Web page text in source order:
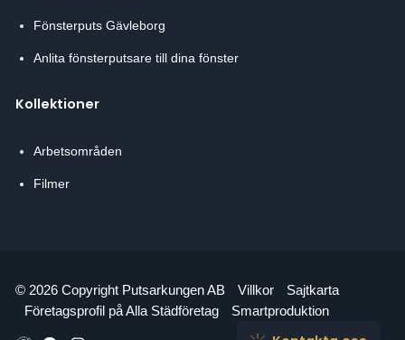
Fönsterputs Gävleborg
Anlita fönsterputsare till dina fönster
Kollektioner
Arbetsområden
Filmer
© 2026 Copyright Putsarkungen AB Villkor
Sajtkarta
Företagsprofil på Alla Städföretag
Smartproduktion